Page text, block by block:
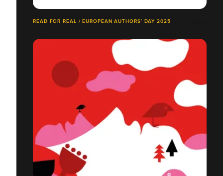
READ FOR REAL / EUROPEAN AUTHORS’ DAY 2025